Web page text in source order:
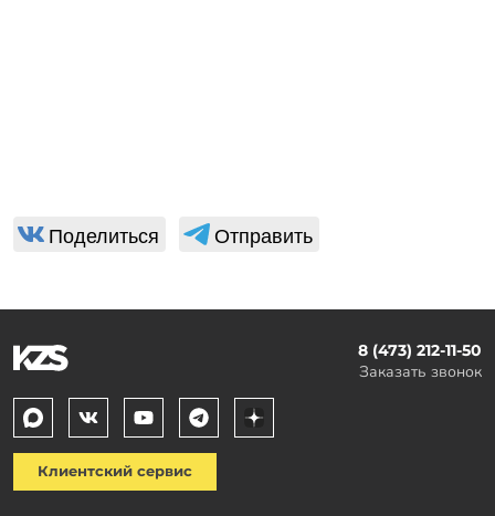
Поделиться Отправить
8 (473) 212-11-50
Заказать звонок
Клиентский сервис